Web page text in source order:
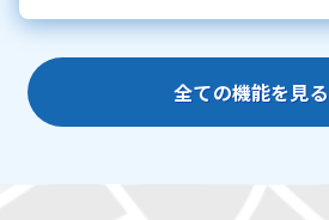
全ての機能を見る